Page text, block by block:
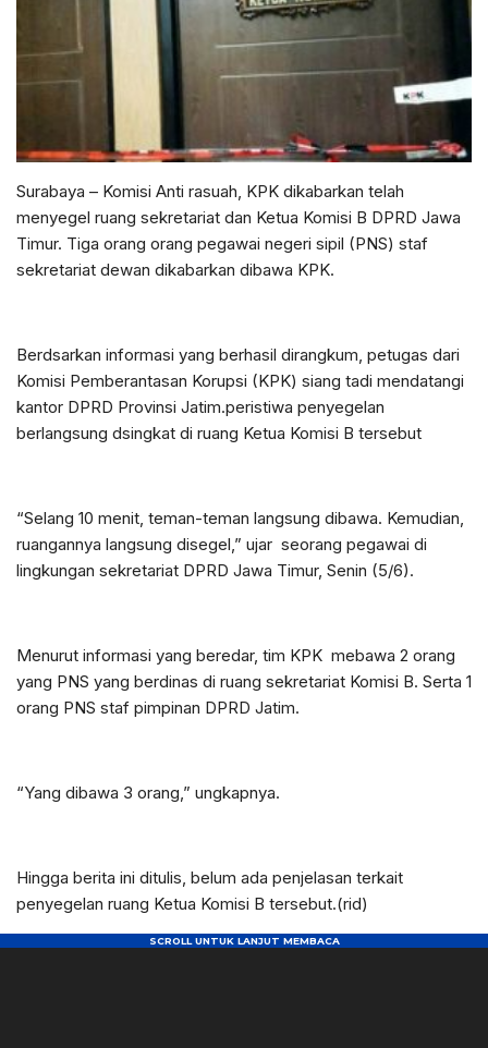
Surabaya – Komisi Anti rasuah, KPK dikabarkan telah
menyegel ruang sekretariat dan Ketua Komisi B DPRD Jawa
Timur. Tiga orang orang pegawai negeri sipil (PNS) staf
sekretariat dewan dikabarkan dibawa KPK.
Berdsarkan informasi yang berhasil dirangkum, petugas dari
Komisi Pemberantasan Korupsi (KPK) siang tadi mendatangi
kantor DPRD Provinsi Jatim.peristiwa penyegelan
berlangsung dsingkat di ruang Ketua Komisi B tersebut
“Selang 10 menit, teman-teman langsung dibawa. Kemudian,
ruangannya langsung disegel,” ujar seorang pegawai di
lingkungan sekretariat DPRD Jawa Timur, Senin (5/6).
Menurut informasi yang beredar, tim KPK mebawa 2 orang
yang PNS yang berdinas di ruang sekretariat Komisi B. Serta 1
orang PNS staf pimpinan DPRD Jatim.
“Yang dibawa 3 orang,” ungkapnya.
Hingga berita ini ditulis, belum ada penjelasan terkait
penyegelan ruang Ketua Komisi B tersebut.(rid)